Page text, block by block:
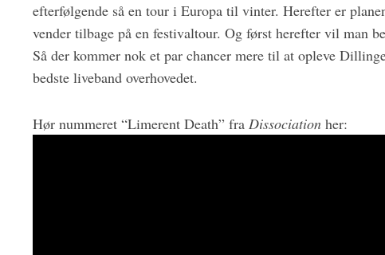
efterfølgende så en tour i Europa til vinter. Herefter er
vender tilbage på en festivaltour. Og først herefter vil man
Så der kommer nok et par chancer mere til at opleve
bedste liveband overhovedet.
Hør nummeret “Limerent Death” fra Dissociation her: